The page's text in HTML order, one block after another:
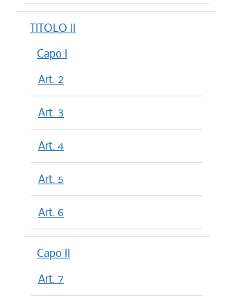
TITOLO II
Capo I
Art. 2
Art. 3
Art. 4
Art. 5
Art. 6
Capo II
Art. 7